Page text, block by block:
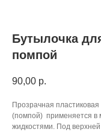
Бутылочка
помпой
90,00 р.
Прозрачная
(помпой) применяется в
жидкостями. Под